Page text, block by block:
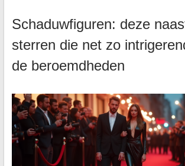
Schaduwfiguren: deze
sterren die net zo
de beroemdheden